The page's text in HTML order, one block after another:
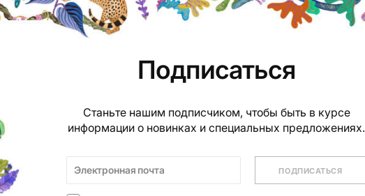
Подписаться
Станьте нашим подписчиком, чтобы быть в курсе
информации о новинках и специальных предложениях.
ПОДПИСАТЬСЯ